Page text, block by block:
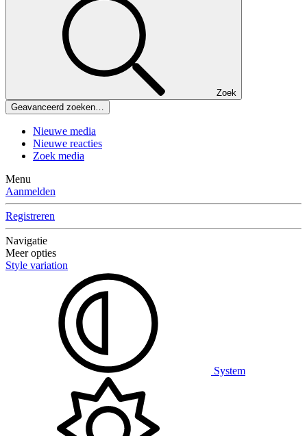
Zoek
Geavanceerd zoeken…
Nieuwe media
Nieuwe reacties
Zoek media
Menu
Aanmelden
Registreren
Navigatie
Meer opties
Style variation
System